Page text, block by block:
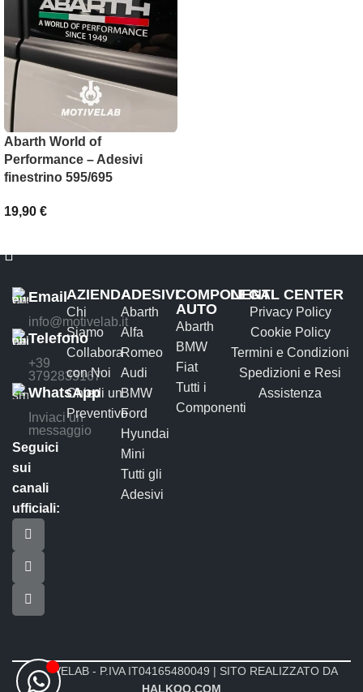
Abarth World of
Performance – Adesivi
finestrino 595/695
19,90 €
Email
info@motivelab.it
Telefono
+39
3792835167
WhatsApp
Inviaci un
messaggio
Seguici
sui
canali
ufficiali:
AZIENDA
Chi
Siamo
Collabora
con Noi
Chiedi un
Preventivo
ADESIVI
Abarth
Alfa
Romeo
Audi
BMW
Ford
Hyundai
Mini
Tutti gli
Adesivi
COMPONENTI
AUTO
Abarth
BMW
Fiat
Tutti i
Componenti
LEGAL CENTER
Privacy Policy
Cookie Policy
Termini e Condizioni
Spedizioni e Resi
Assistenza
MOTIVELAB - P.IVA IT04165480049 | SITO REALIZZATO DA
HALKOO.COM